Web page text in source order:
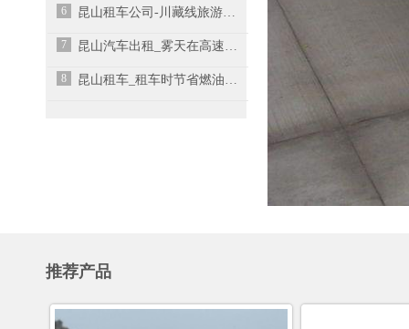
6 昆山租车公司-川藏线旅游应该如何挑选车型？
7 昆山汽车出租_雾天在高速公路上开车要注意什么？
8 昆山租车_租车时节省燃油的小窍门
推荐产品